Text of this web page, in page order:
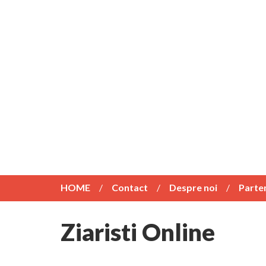
HOME Contact Despre noi
Ziaristi Online